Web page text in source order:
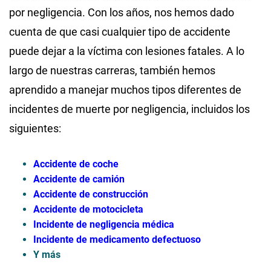
por negligencia. Con los años, nos hemos dado
cuenta de que casi cualquier tipo de accidente
puede dejar a la víctima con lesiones fatales. A lo
largo de nuestras carreras, también hemos
aprendido a manejar muchos tipos diferentes de
incidentes de muerte por negligencia, incluidos los
siguientes:
Accidente de coche
Accidente de camión
Accidente de construcción
Accidente de motocicleta
Incidente de negligencia médica
Incidente de medicamento defectuoso
Y más